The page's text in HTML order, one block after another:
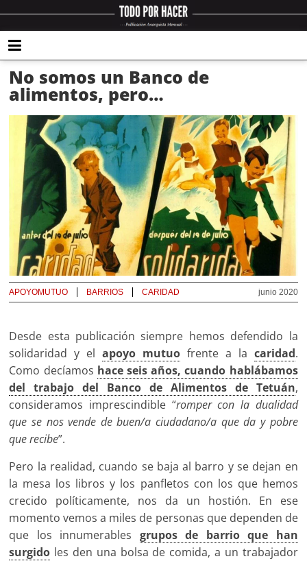
No somos un Banco de
alimentos, pero…
junio 2020
APOYOMUTUO BARRIOS CARIDAD
Desde esta publicación siempre hemos defendido la
solidaridad y elapoyo mutuo frente a la caridad.
Como decíamos hace seis años, cuando hablábamos
del trabajo del Banco de Alimentos de Tetuán,
consideramos imprescindible “romper con la dualidad
que se nos vende de buen/a ciudadano/a que da y pobre
que recibe”.
Pero la realidad, cuando se baja al barro y se dejan en
la mesa los libros y los panfletos con los que hemos
crecido políticamente, nos da un hostión. En ese
momento vemos a miles de personas que dependen de
que los innumerables grupos de barrio que han
surgido les den una bolsa de comida, a un trabajador